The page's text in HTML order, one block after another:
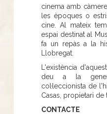
cinema amb
les èpoques o
cine. Al mateix
espai destinat al
fa un repàs a la
Llobregat.
L'existència
deu a la
col·leccionista de
Casas, propietari de
CONTACTE